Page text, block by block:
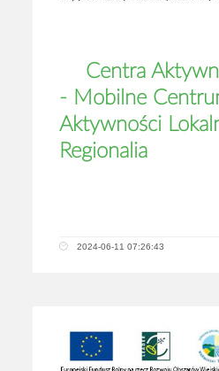
Centra
- Mobilne
Aktywności
Regionalia
2024-06-11 07:26:43